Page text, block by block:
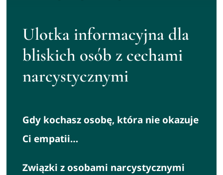
Ulotka informacyjna dla
bliskich osób z cechami
narcystycznymi
Gdy kochasz osobę, która nie okazuje
Ci empatii…
Związki z osobami narcystycznymi